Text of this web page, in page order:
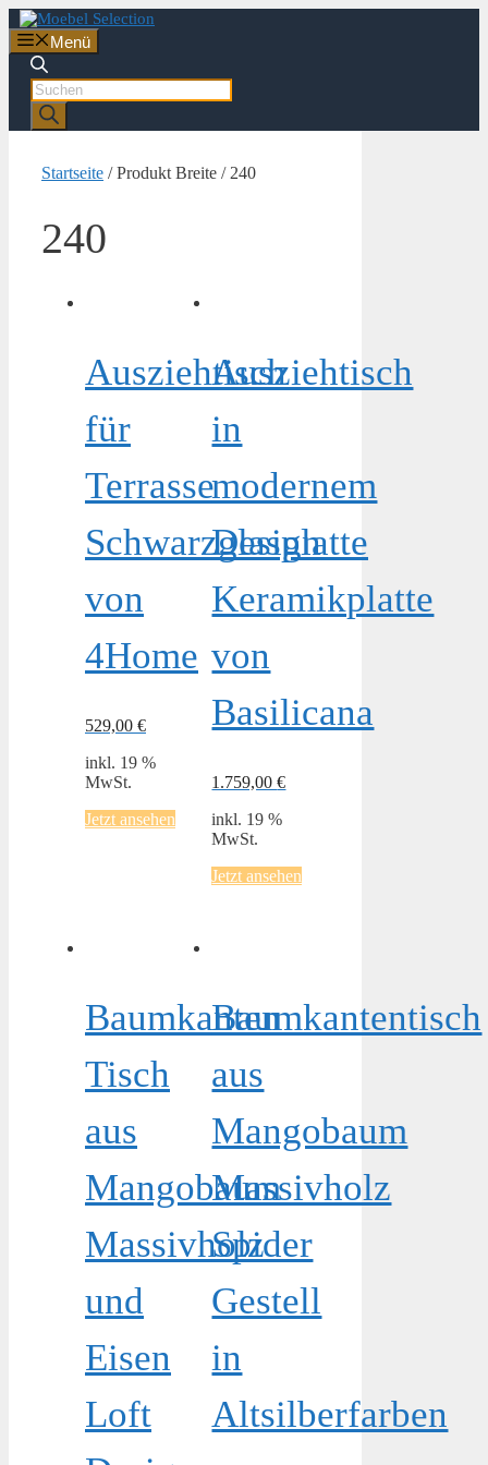
Zum
Inhalt
springen
Menü
Products
search
Startseite / Produkt Breite / 240
240
Ausziehtisch
für
Terrasse
Schwarzglasplatte
von
4Home
529,00 €
inkl. 19 %
MwSt.
Jetzt ansehen
Ausziehtisch
in
modernem
Design
Keramikplatte
von
Basilicana
1.759,00€
inkl. 19 %
MwSt.
Jetzt ansehen
Baumkanten
Tisch
aus
Mangobaum
Massivholz
und
Eisen
Loft
Baumkantentisch
aus
Mangobaum
Massivholz
Spider
Gestell
in
Altsilberfarben